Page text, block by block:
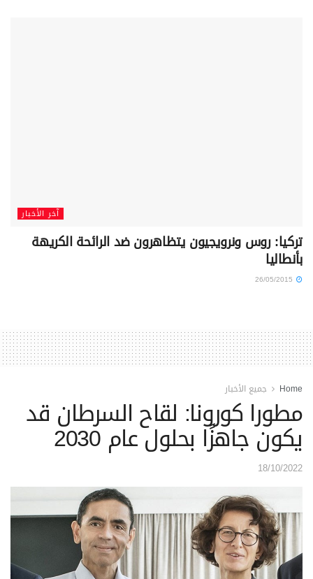
آخر الأخبار
تركيا: روس ونرويجيون يتظاهرون ضد الرائحة الكريهة
بأنطاليا
Home جميع الأخبار
مطورا كورونا: لقاح السرطان قد
يكون جاهزًا بحلول عام 2030
18/10/2022